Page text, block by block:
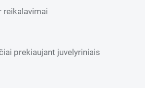
reikalavimai
prekiaujant juvelyriniais